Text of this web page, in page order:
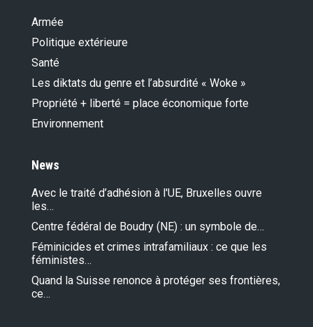
Armée
Politique extérieure
Santé
Les diktats du genre et l’absurdité « Woke »
Propriété + liberté = place économique forte
Environnement
News
Avec le traité d’adhésion à l'UE, Bruxelles ouvre
les…
Centre fédéral de Boudry (NE) : un symbole de…
Féminicides et crimes intrafamiliaux : ce que les
féministes…
Quand la Suisse renonce à protéger ses frontières,
ce…